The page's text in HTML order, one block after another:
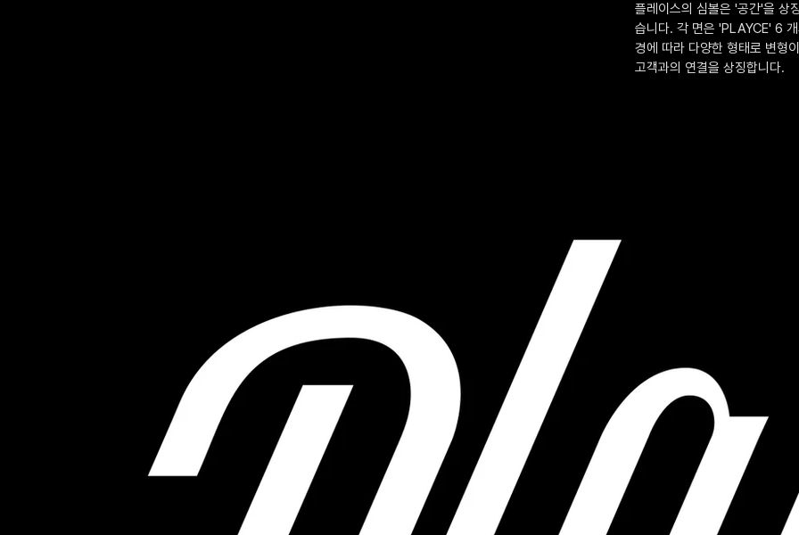
플레이스의 심볼은 '공간'을 상
습니다. 각 면은 'PLAYCE' 6
경에 따라 다양한 형태로 변형
고객과의 연결을 상징합니다.